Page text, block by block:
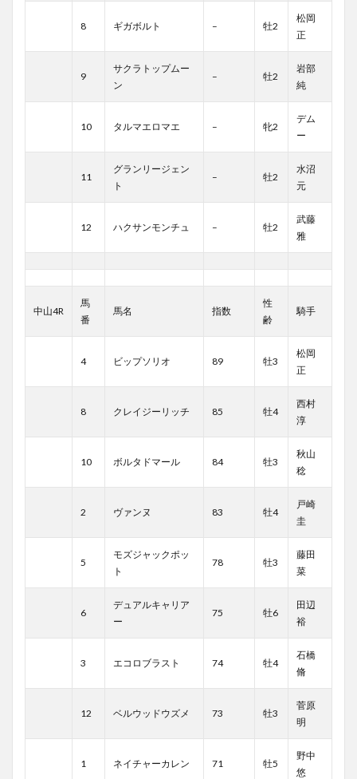
8 ギガボルト – 牡2
松岡
正
9
サクラトップムー
ン
– 牡2
岩部
純
10 タルマエロマエ – 牝2
デム
ー
11
グランリージェン
ト
– 牡2
水沼
元
12 ハクサンモンチュ – 牡2
武藤
雅
中山4R
馬
番
馬名 指数
性
齢
騎手
4 ビップソリオ 89 牡3
松岡
正
8 クレイジーリッチ 85 牡4
西村
淳
10 ボルタドマール 84 牡3
秋山
稔
2 ヴァンヌ 83 牡4
戸崎
圭
5
モズジャックポッ
ト
78 牡3
藤田
菜
6
デュアルキャリア
ー
75 牡6
田辺
裕
3 エコロブラスト 74 牡4
石橋
脩
12 ベルウッドウズメ 73 牡3
菅原
明
1 ネイチャーカレン 71 牡5
野中
悠